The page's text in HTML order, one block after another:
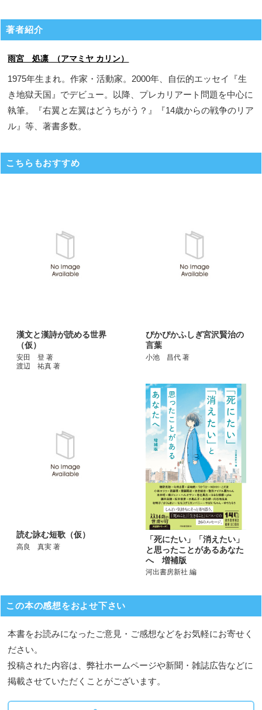
著者紹介
雨宮 処凛 （アマミヤ カリン）
1975年生まれ。作家・活動家。2000年、自伝的エッセイ『生
き地獄天国』でデビュー。以降、プレカリアート問題を中心に
執筆。『右翼と左翼はどうちがう？』『14歳からの戦争のリア
ル』等、著書多数。
こちらもおすすめ
漢文と漢詩が読める世界
（仮）
安田 登 著
渡辺 祐真 著
ぴかぴかふしぎ宮沢賢治の
言葉
小池 昌代 著
読む詠む短歌（仮）
高良 真実 著
「死にたい」「消えたい」
と思ったことがあるあなた
へ 増補版
河出書房新社 編
この本の感想をおよせ下さい
本書をお読みになったご意見・ご感想などをお気軽にお寄せく
ださい。
投稿された内容は、弊社ホームページや新聞・雑誌広告などに
掲載させていただくことがございます。